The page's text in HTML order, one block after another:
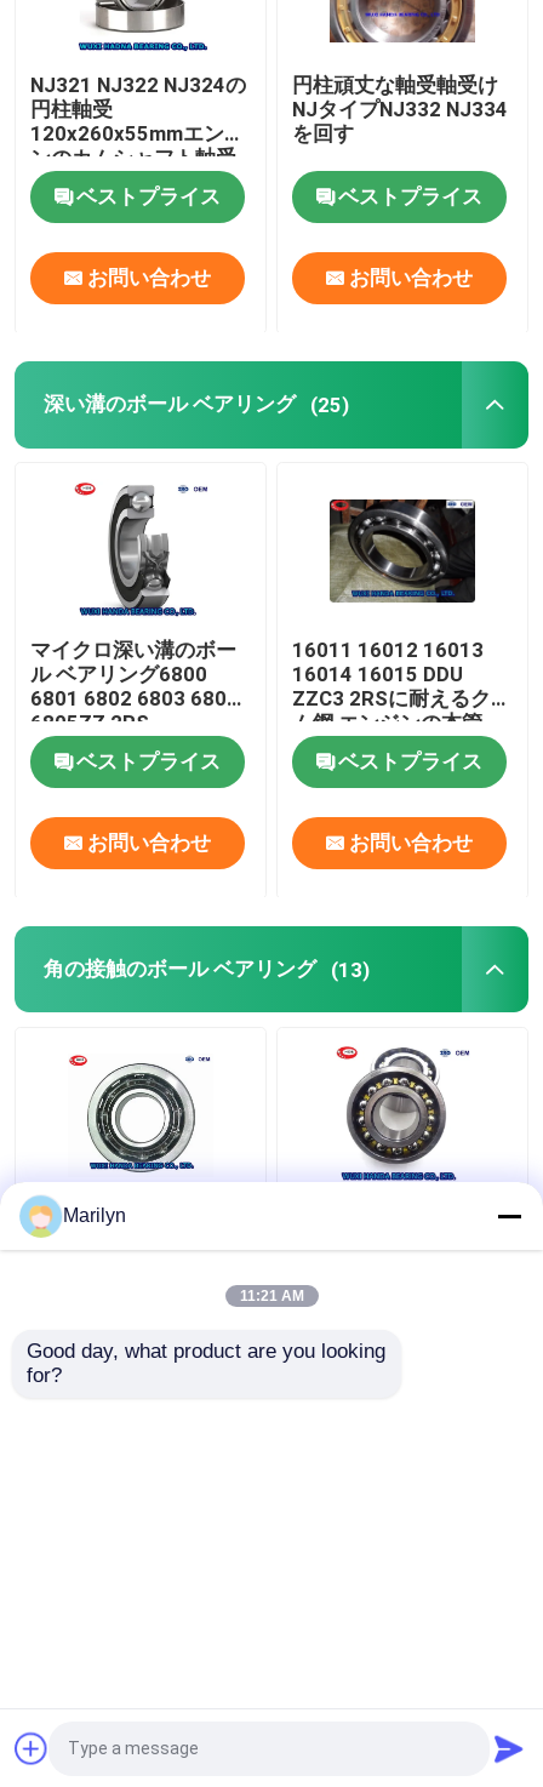
SKFのボール ベアリング
たばこの球形の軸受
TIMKENの軸受
NSKのボール ベアリング
交差させた軸受
NJ321 NJ322 NJ324の
円柱軸受
120x260x55mmエンジ
ンのカムシャフト軸受
け
ベストプライス
お問い合わせ
円柱頑丈な軸受軸受け
NJタイプNJ332 NJ334
を回す
ベストプライス
お問い合わせ
深い溝のボール ベアリング (25)
マイクロ深い溝のボー
ル ベアリング6800
6801 6802 6803 6804
6805ZZ 2RS
ベストプライス
お問い合わせ
16011 16012 16013
16014 16015 DDU
ZZC3 2RSに耐えるクロ
ム鋼 エンジンの本管
ベストプライス
お問い合わせ
角の接触のボール ベアリング (13)
7216 BECBPの角の接
触のボール ベアリング
SKF 4ポイント接触のボ
QJ 226 N2MA
© 2025 Wuxi Handa Bearing Co., Ltd.. All Rights
Marilyn
11:21 AM
Good day, what product are you looking
for?